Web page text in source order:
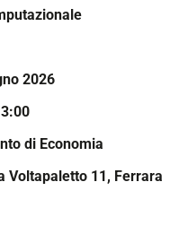
2026
di Economia
Voltapaletto 11, Ferrara